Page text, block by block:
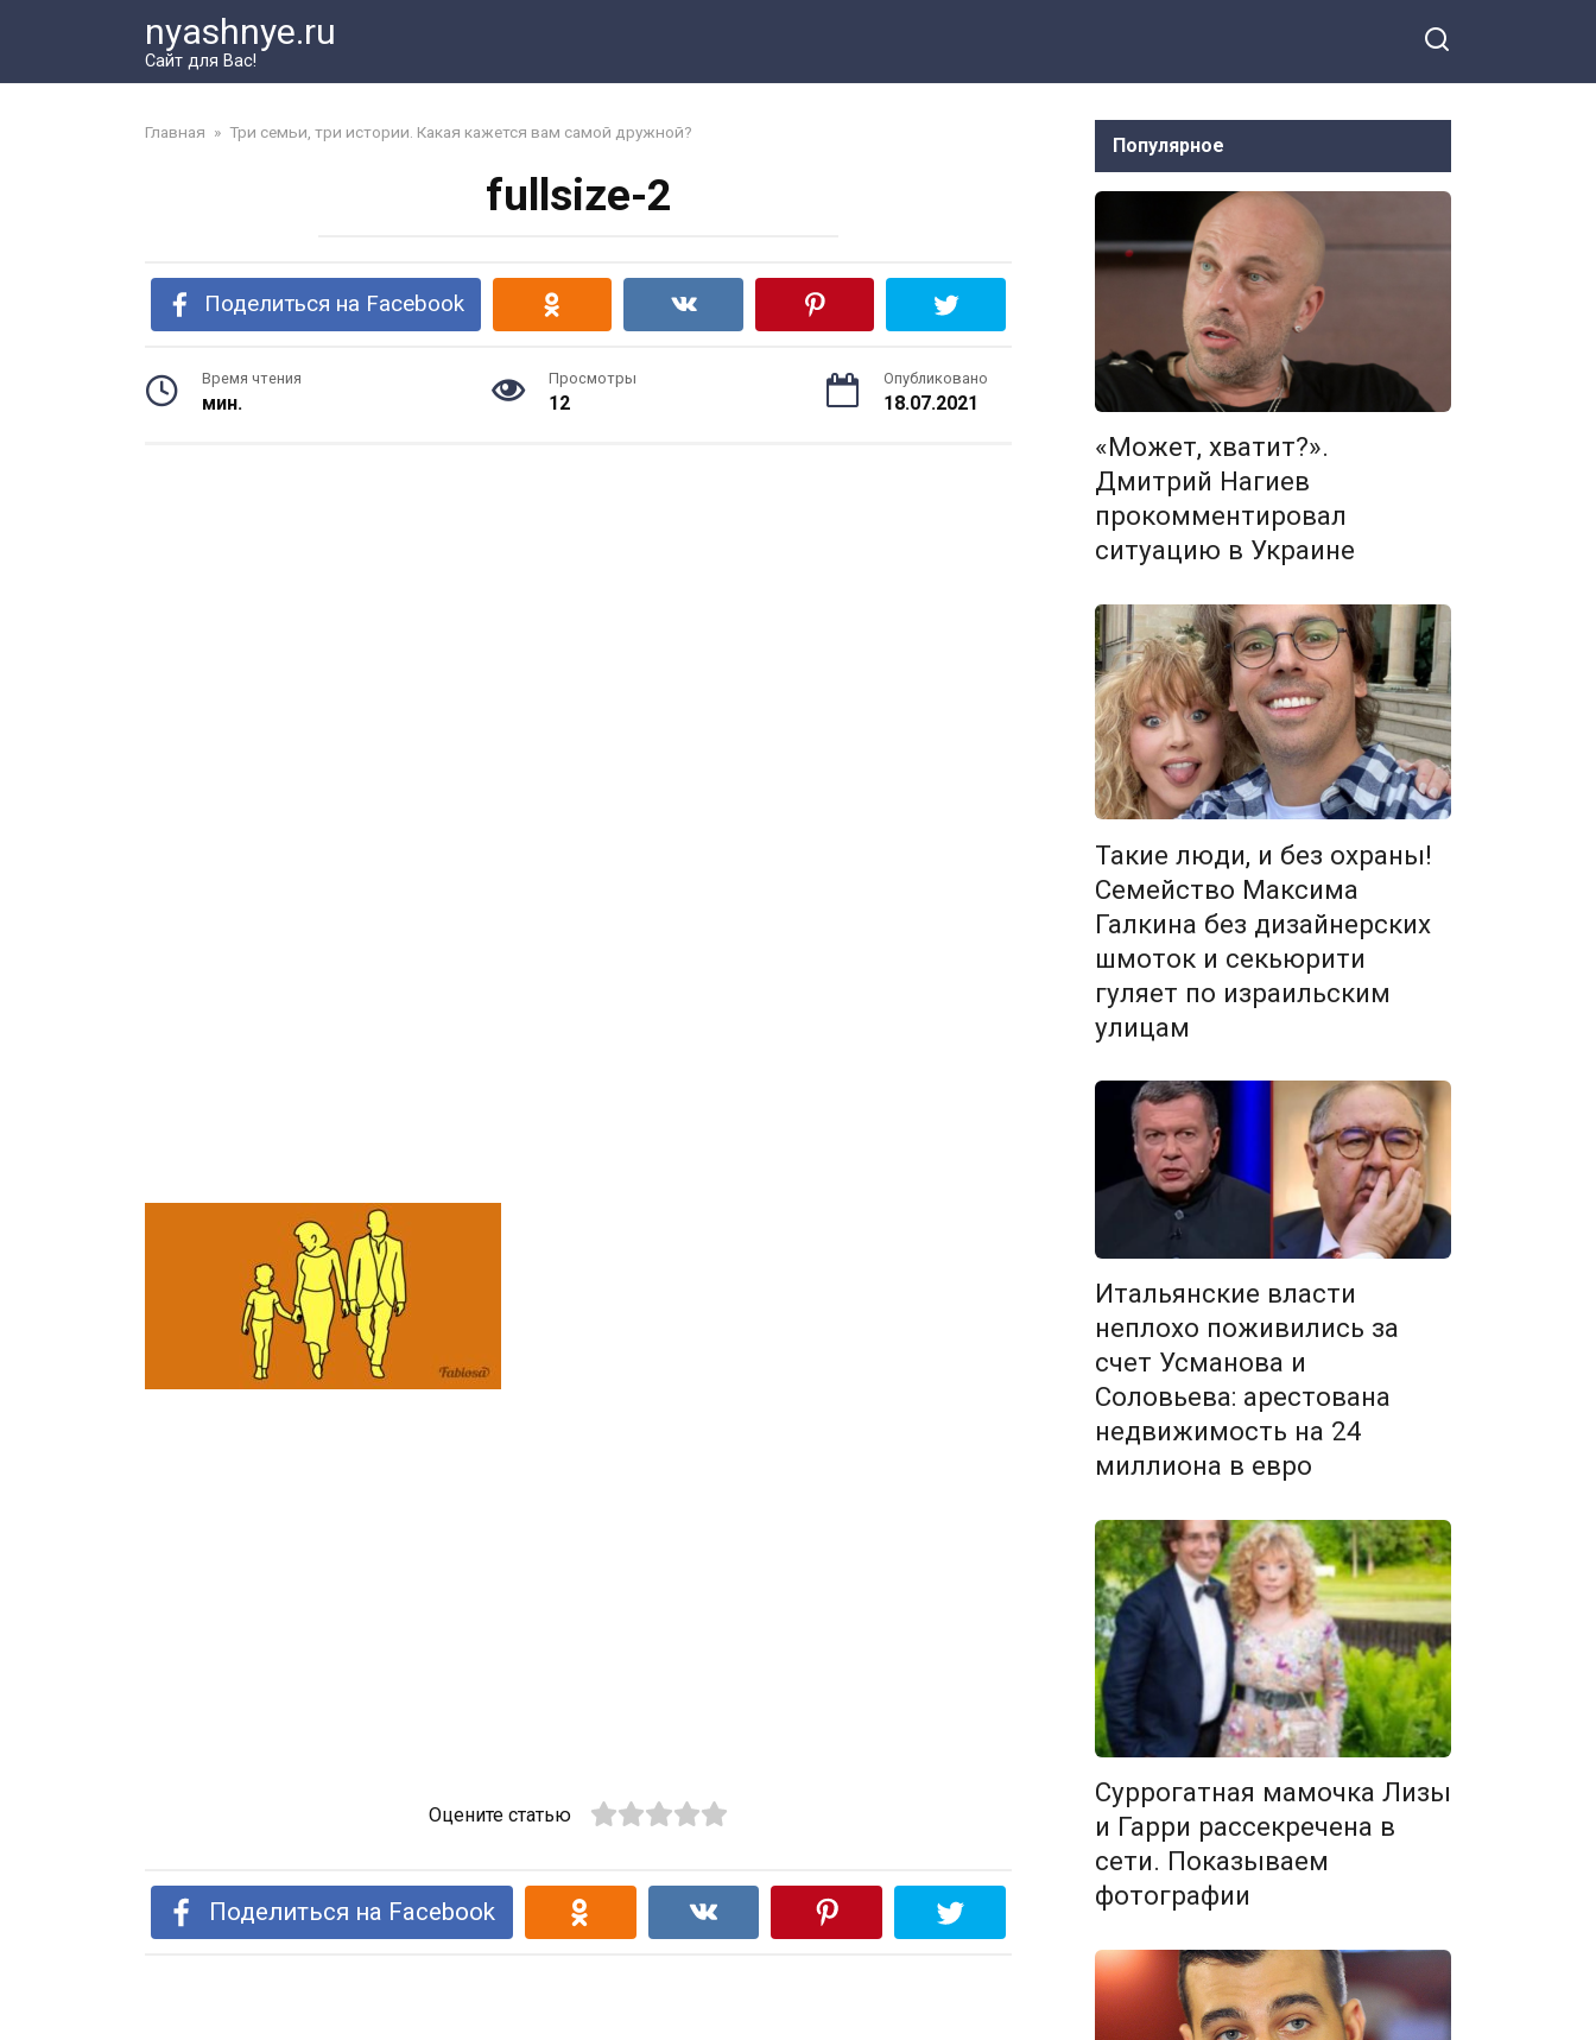
nyashnye.ru
Сайт для Вас!
Главная » Три семьи, три истории. Какая кажется вам самой дружной?
fullsize-2
Поделиться на Facebook
Время чтения
мин.
Просмотры
12
Опубликовано
18.07.2021
Оцените статью
Поделиться на Facebook
Популярное
«Может, хватит?».
Дмитрий Нагиев
прокомментировал
ситуацию в Украине
Такие люди, и без охраны!
Семейство Максима
Галкина без дизайнерских
шмоток и секьюрити
гуляет по израильским
улицам
Итальянские власти
неплохо поживились за
счет Усманова и
Соловьева: арестована
недвижимость на 24
миллиона в евро
Суррогатная мамочка Лизы
и Гарри рассекречена в
сети. Показываем
фотографии